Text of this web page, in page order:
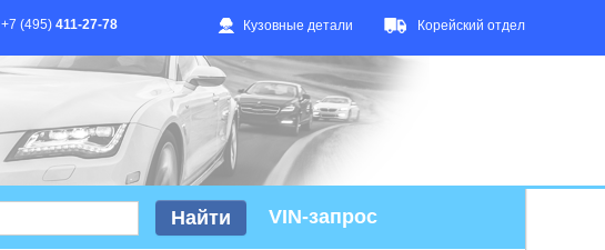
Кузовные детали Корейский отдел
+7 (495) 411-27-78
VIN-запрос